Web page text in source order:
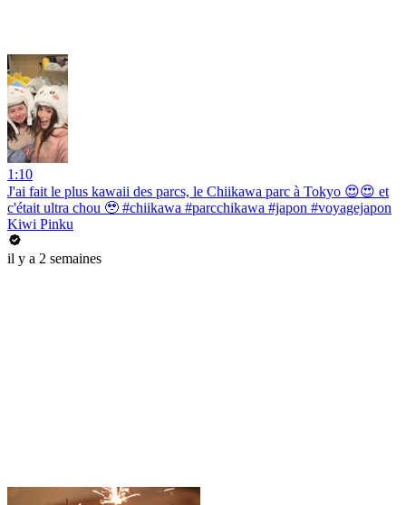
1:10
J'ai fait le plus kawaii des parcs, le Chiikawa parc à Tokyo 😍😍 et
c'était ultra chou 🥹 #chiikawa #parcchikawa #japon #voyagejapon
Kiwi Pinku
il y a 2 semaines